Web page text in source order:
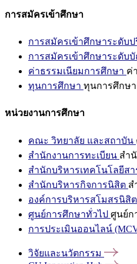
การสมัครเข้าศึกษา
การสมัครเข้าศึกษาระดั
การสมัครเข้าศึกษาระดับ
ค่าธรรมเนียมการศึกษา ค่
ทุนการศึกษา ทุนการศึกษา
หน่วยงานการศึกษา
คณะ วิทยาลัย และสถาบัน
สำนักงานการทะเบียน สำ
สำนักบริหารเทคโนโลยีสา
สำนักบริหารกิจการนิสิต ส
องค์การบริหารสโมสรนิสิ
ศูนย์การศึกษาทั่วไป ศูนย์ก
การประเมินออนไลน์
วิจัยและนวัตกรรม